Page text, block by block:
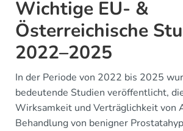
Wichtige EU- &
Österreichische
2022–2025
In der Periode von 2022 bis 2025
bedeutende Studien veröffentlicht,
Wirksamkeit und Verträglichkeit von
Behandlung von benigner